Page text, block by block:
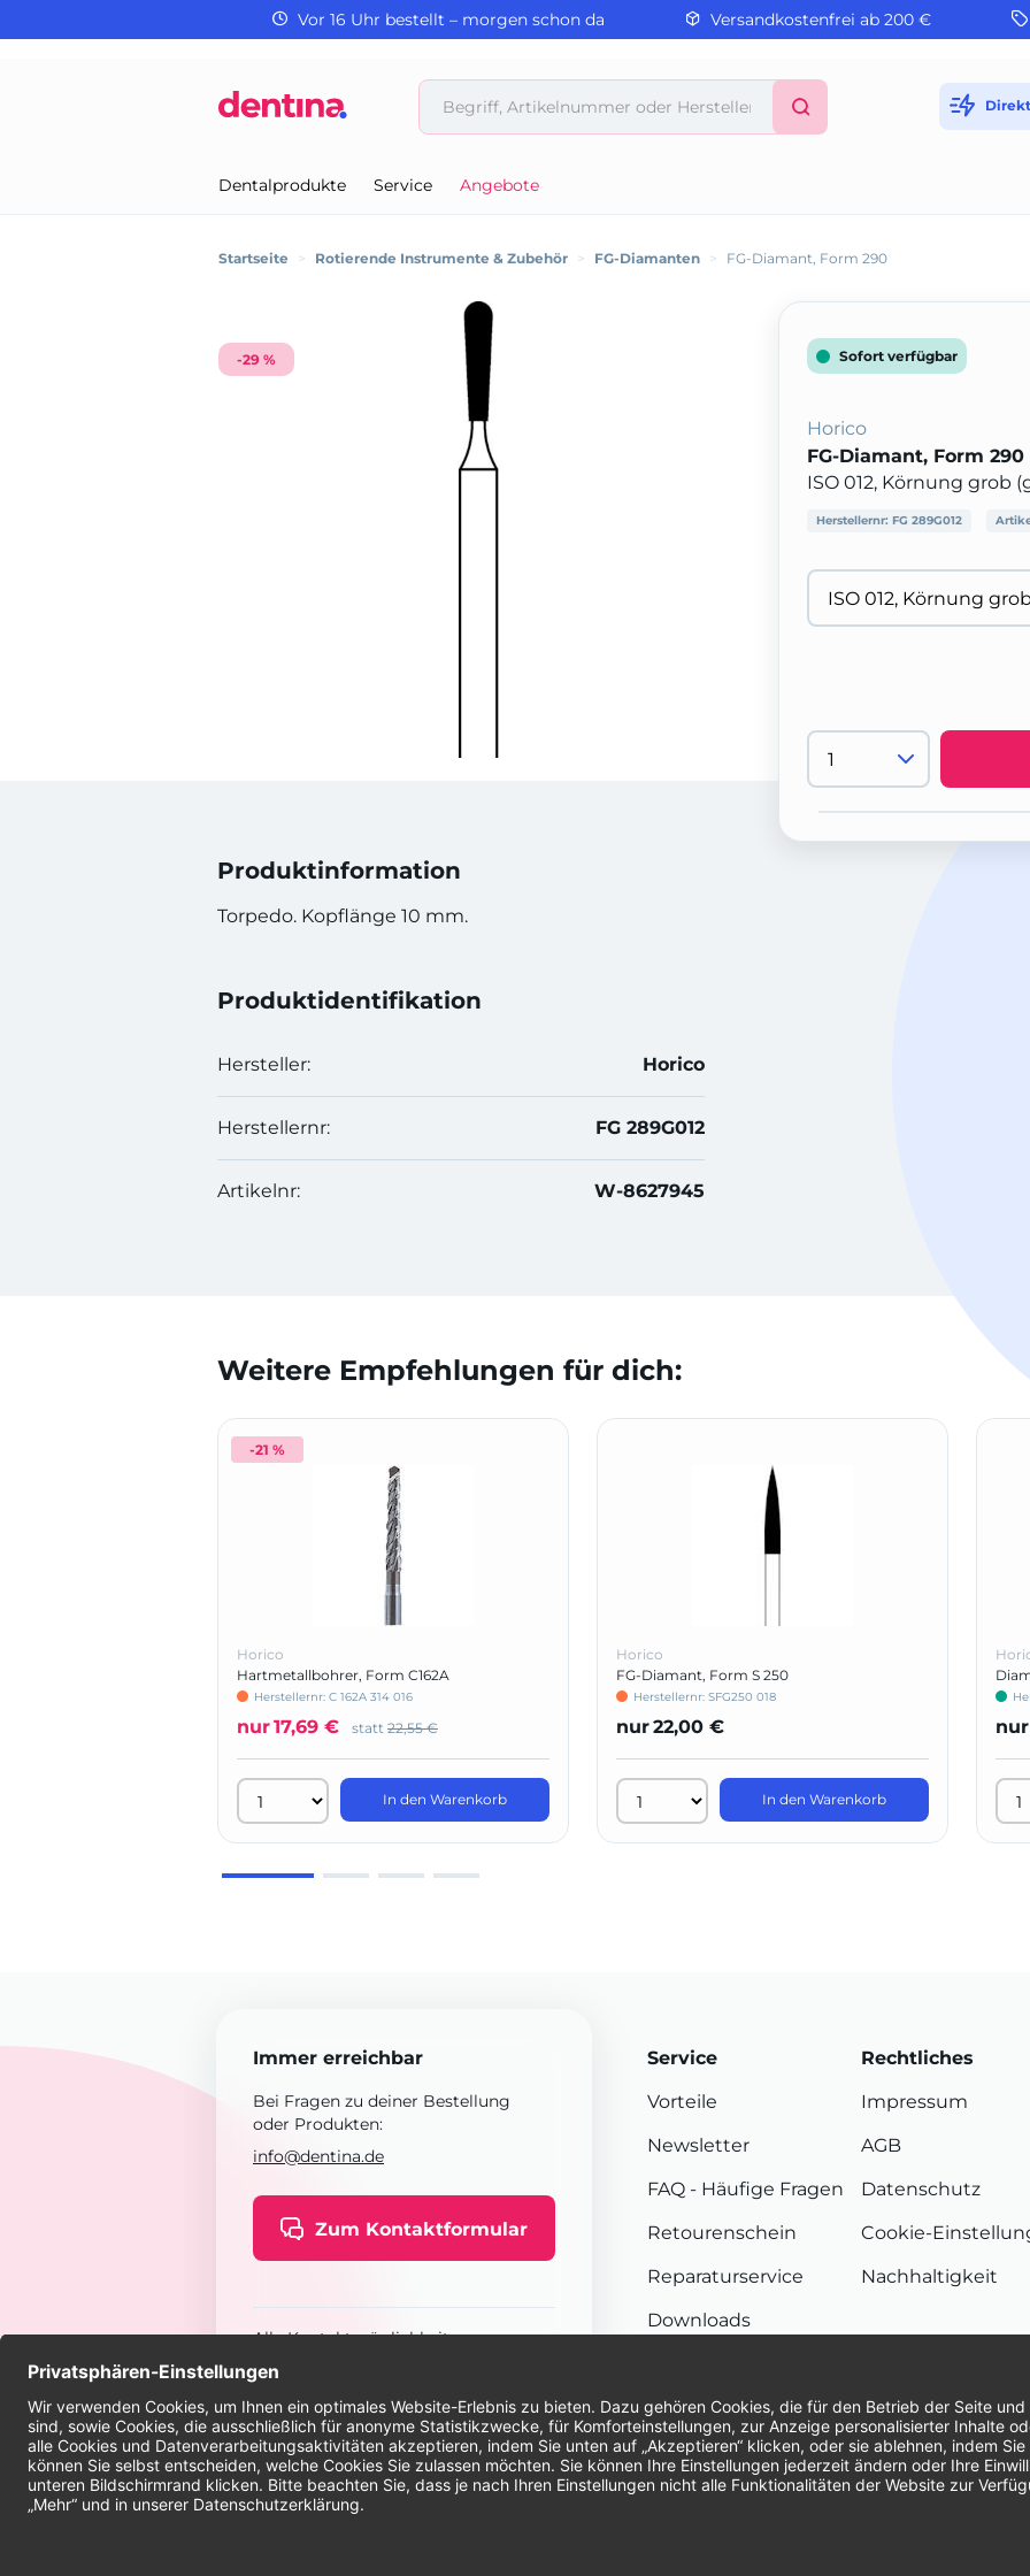
Vor 16 Uhr bestellt – morgen schon da Versandkostenfrei ab 200 €
Dentalprodukte Service Angebote
Startseite > Rotierende Instrumente & Zubehör > FG-Diamanten > FG-Diamant, Form 290
-29 %
Produktinformation
Torpedo. Kopflänge 10 mm.
Produktidentifikation
Hersteller: Horico
Herstellernr: FG 289G012
Artikelnr: W-8627945
Sofort verfügbar
Horico
FG-Diamant, Form 290
ISO 012, Körnung grob
Herstellernr: FG 289G012
Weitere Empfehlungen für dich:
-21 %
Horico
Hartmetallbohrer, Form C162A
Herstellernr: C 162A 314 016
nur17,69 € statt 22,55 €
In den Warenkorb
Horico
FG-Diamant, Form S 250
Herstellernr: SFG250 018
nur22,00 €
In den Warenkorb
nur
Immer erreichbar
Bei Fragen zu deiner Bestellung
oder Produkten:
info@dentina.de
Zum Kontaktformular
Alle Kontaktmöglichkeiten
Service
Vorteile
Newsletter
FAQ - Häufige Fragen
Retourenschein
Reparaturservice
Downloads
Rechtliches
Impressum
AGB
Datenschutz
Cookie-
Nachhaltigkeit